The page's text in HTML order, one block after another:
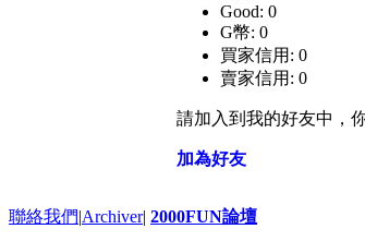
Good: 0
G幣: 0
買家信用: 0
賣家信用: 0
請加入到我的好友中，
加為好友
聯絡我們|Archiver| 2000FUN論壇